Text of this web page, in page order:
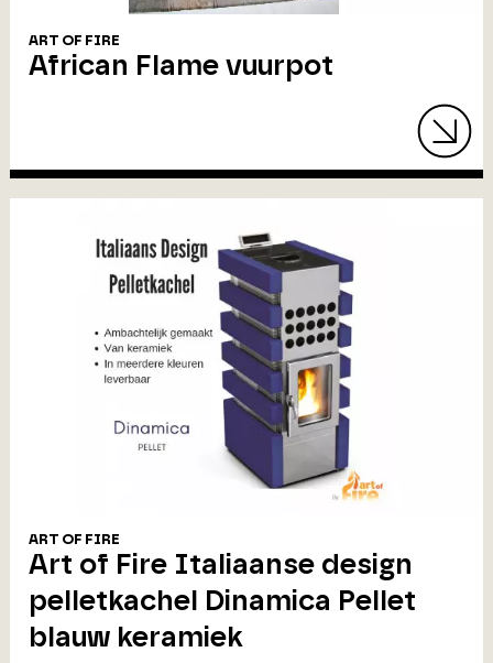
ART OF FIRE
African Flame vuurpot
ART OF FIRE
Art of Fire Italiaanse design
pelletkachel Dinamica Pellet
blauw keramiek